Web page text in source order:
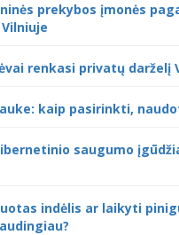
prekybos įmonės
renkasi privatų darželį
kaip pasirinkti,
saugumo
indėlis ar laikyti